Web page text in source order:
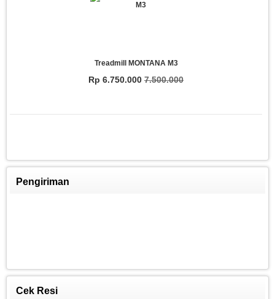
Treadmill MONTANA M3
Rp 6.750.000 7.500.000
Pengiriman
Cek Resi